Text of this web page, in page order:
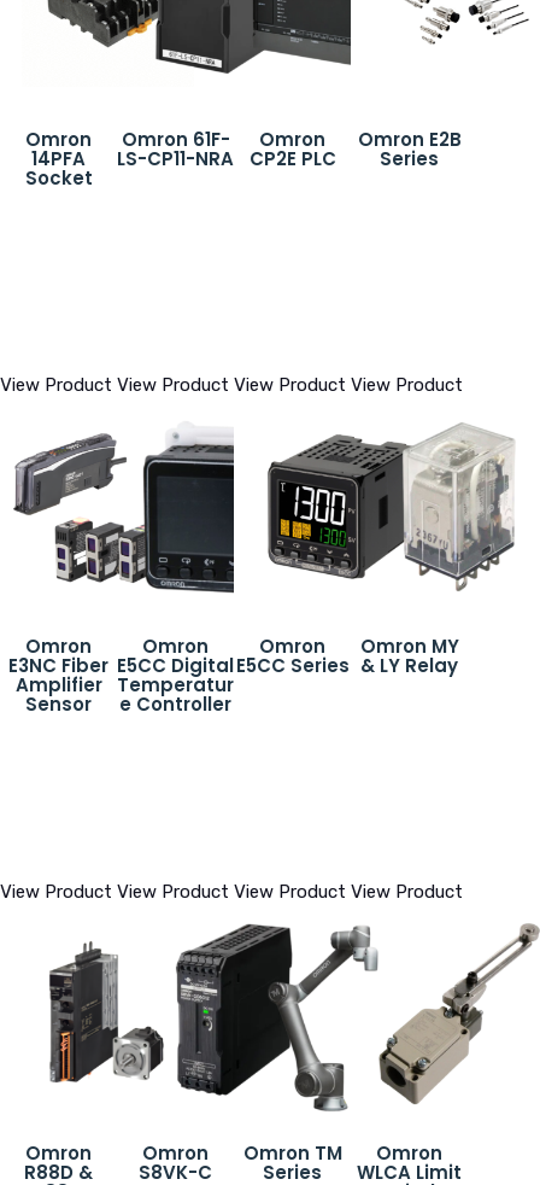
Omron
14PFA
Socket
View Product
Omron 61F-
LS-CP11-NRA
View Product
Omron
CP2E PLC
View Product
Omron E2B
Series
View Product
Omron
E3NC Fiber
Amplifier
Sensor
View Product
Omron
E5CC Digital
Temperatur
e Controller
View Product
Omron
E5CC Series
View Product
Omron MY
& LY Relay
View Product
Omron
R88D &
Omron
S8VK-C
Omron TM
Series
Omron
WLCA Limit